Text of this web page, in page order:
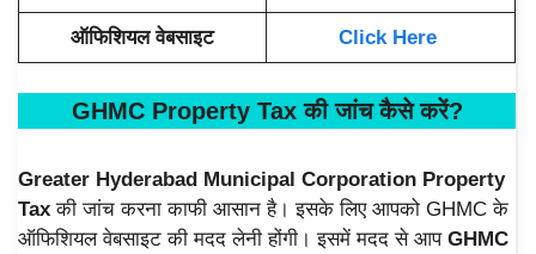
ऑफिशियल वेबसाइट Click Here
GHMC Property Tax की जांच कैसे करें?
Greater Hyderabad Municipal Corporation Property
Tax की जांच करना काफी आसान है। इसके लिए आपको GHMC के
ऑफिशियल वेबसाइट की मदद लेनी होंगी। इसमें मदद से आप GHMC